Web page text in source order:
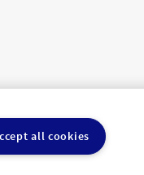
all cookies